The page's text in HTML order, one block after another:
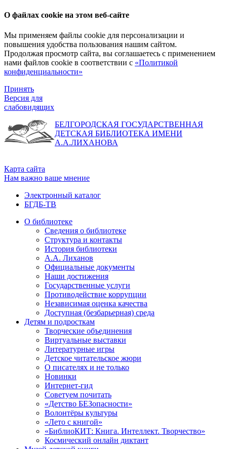
О файлах cookie на этом веб-сайте
Мы применяем файлы cookie для персонализации и
повышения удобства пользования нашим сайтом.
Продолжая просмотр сайта, вы соглашаетесь с применением
нами файлов cookie в соответствии с «Политикой
конфиденциальности»
Принять
Версия для
слабовидящих
БЕЛГОРОДСКАЯ ГОСУДАРСТВЕННАЯ
ДЕТСКАЯ БИБЛИОТЕКА ИМЕНИ
А.А.ЛИХАНОВА
Карта сайта
Нам важно ваше мнение
Электронный каталог
БГДБ-ТВ
О библиотеке
Сведения о библиотеке
Структура и контакты
История библиотеки
А.А. Лиханов
Официальные документы
Наши достижения
Государственные услуги
Противодействие коррупции
Независимая оценка качества
Доступная (безбарьерная) среда
Детям и подросткам
Творческие объединения
Виртуальные выставки
Литературные игры
Детское читательское жюри
О писателях и не только
Новинки
Интернет-гид
Советуем почитать
«Детство БЕЗопасности»
Волонтёры культуры
«Лето с книгой»
«БиблиоКИТ: Книга. Интеллект. Творчество»
Космический онлайн диктант